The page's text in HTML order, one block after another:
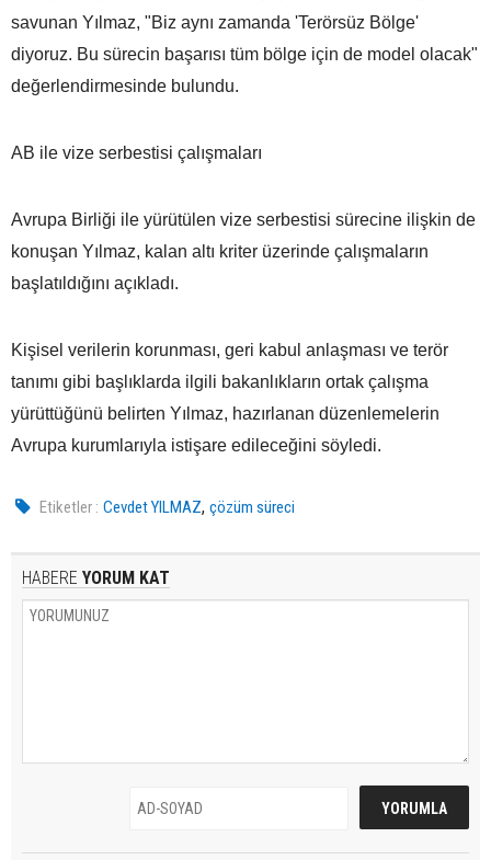
savunan Yılmaz, "Biz aynı zamanda 'Terörsüz Bölge'
diyoruz. Bu sürecin başarısı tüm bölge için de model olacak"
değerlendirmesinde bulundu.
AB ile vize serbestisi çalışmaları
Avrupa Birliği ile yürütülen vize serbestisi sürecine ilişkin de
konuşan Yılmaz, kalan altı kriter üzerinde çalışmaların
başlatıldığını açıkladı.
Kişisel verilerin korunması, geri kabul anlaşması ve terör
tanımı gibi başlıklarda ilgili bakanlıkların ortak çalışma
yürüttüğünü belirten Yılmaz, hazırlanan düzenlemelerin
Avrupa kurumlarıyla istişare edileceğini söyledi.
Etiketler : Cevdet YILMAZ,çözüm süreci
HABERE YORUM KAT